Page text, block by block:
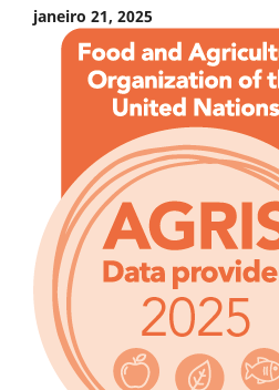
janeiro 21, 2025